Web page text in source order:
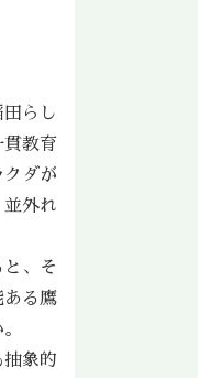
らし
貫教育
クダが
外れ
、そ
ある鷹
象的